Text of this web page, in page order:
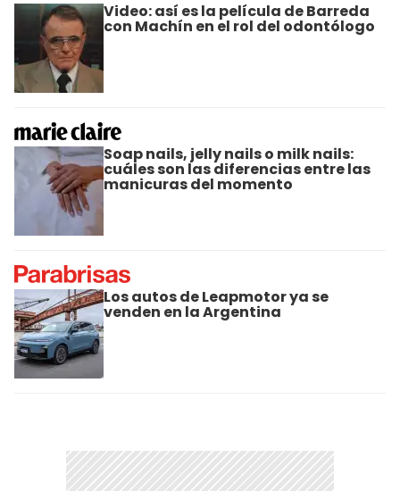
Video: así es la película de Barreda
con Machín en el rol del odontólogo
Soap nails, jelly nails o milk nails:
cuáles son las diferencias entre las
manicuras del momento
Los autos de Leapmotor ya se
venden en la Argentina